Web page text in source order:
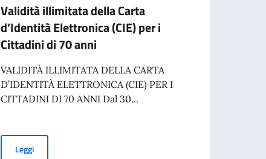
Validità illimitata della Carta
d’Identità Elettronica (CIE) per i
Cittadini di 70 anni
VALIDITÀ ILLIMITATA DELLA CARTA
D’IDENTITÀ ELETTRONICA (CIE) PER I
CITTADINI DI 70 ANNI Dal 30...
LeggiValidità illimitata della Carta d’Identità Elettronica (CIE) per i